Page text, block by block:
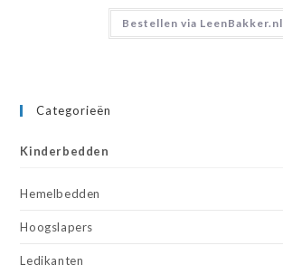
Bestellen via LeenBakker.nl
Categorieën
Kinderbedden
Hemelbedden
Hoogslapers
Ledikanten